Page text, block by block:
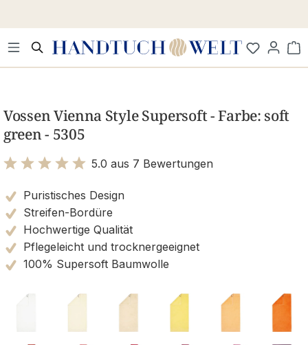
Vossen Vienna Style Supersoft - Farbe: soft
green - 5305
5.0 aus 7 Bewertungen
Puristisches Design
Streifen-Bordüre
Hochwertige Qualität
Pflegeleicht und trocknergeeignet
100% Supersoft Baumwolle